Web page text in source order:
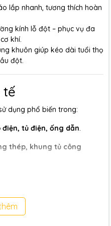
lắp nhanh, tương thích hoàn
kính lỗ đột – phục vụ đa
khí.
khuôn giúp kéo dài tuổi thọ
đột.
tế
dụng phổ biến trong:
tủ điện, ống dẫn.
thép, khung tủ công
& bảo